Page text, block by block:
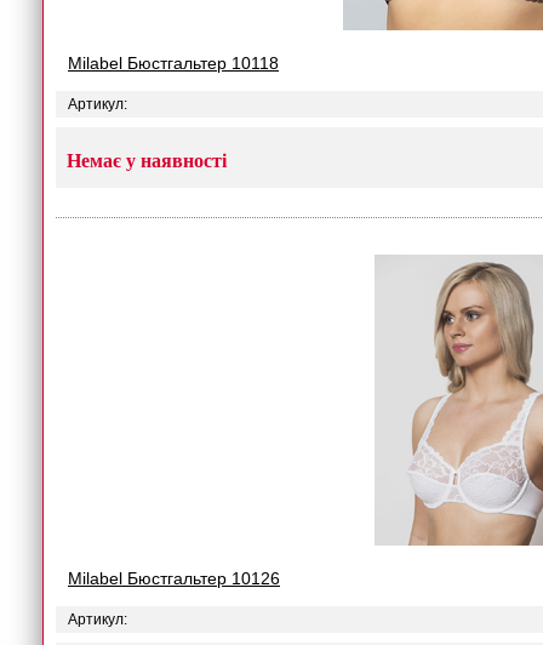
Milabel Бюстгальтер 10118
Артикул:
Немає у наявності
Milabel Бюстгальтер 10126
Артикул: